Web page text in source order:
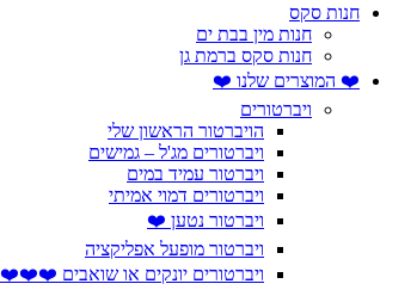
חנות סקס
חנות מין בבת ים
חנות סקס ברמת גן
❤️ המוצרים שלנו ❤️
ויברטורים
הויברטור הראשון שלי
ויברטורים מג'ל – גמישים
ויברטור עמיד במים
ויברטורים דמוי אמיתי
ויברטור נטען ❤️
ויברטור מופעל אפליקציה
ויברטורים יונקים או שואבים ❤️❤️❤️